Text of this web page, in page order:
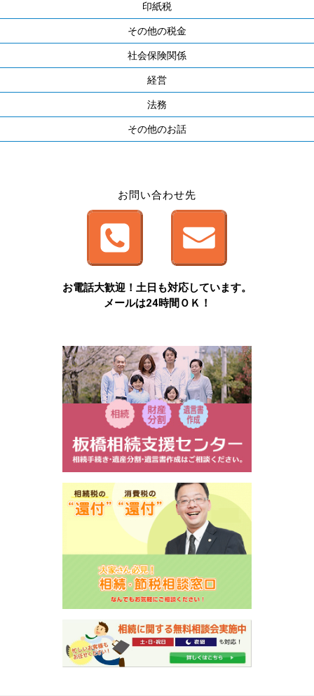
印紙税
その他の税金
社会保険関係
経営
法務
その他のお話
お問い合わせ先
お電話大歓迎！土日も対応しています。
メールは24時間ＯＫ！